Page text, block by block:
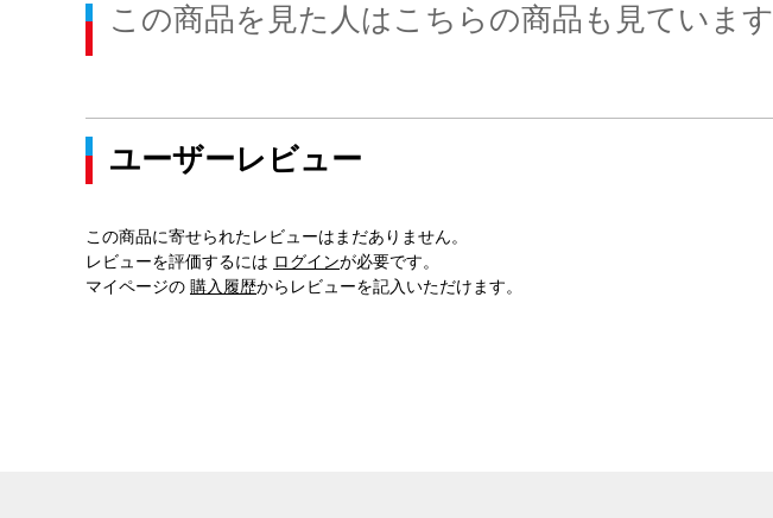
この商品を見た人はこちらの商品も見ています
ユーザーレビュー
この商品に寄せられたレビューはまだありません。
レビューを評価するには ログインが必要です。
マイページの 購入履歴からレビューを記入いただけます。